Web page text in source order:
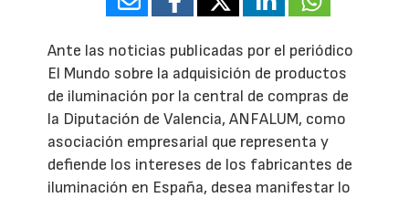
Ante las noticias publicadas por el periódico
El Mundo sobre la adquisición de productos
de iluminación por la central de compras de
la Diputación de Valencia, ANFALUM, como
asociación empresarial que representa y
defiende los intereses de los fabricantes de
iluminación en España, desea manifestar lo